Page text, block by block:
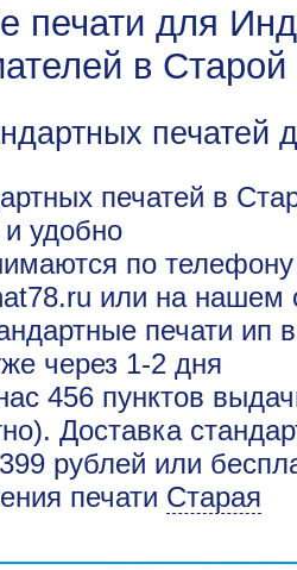
печати для
в Старой
печатей
печатей в
и удобно
по
или на нашем
печати
через 1-2 дня
456 пунктов
Доставка
рублей или
печати Старая